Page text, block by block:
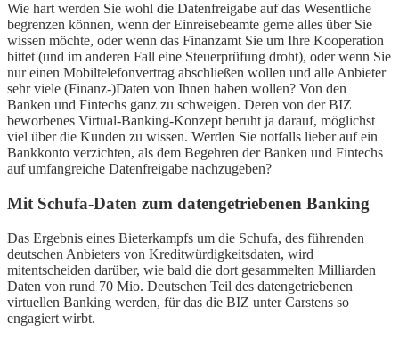
Wie hart werden Sie wohl die Datenfreigabe auf das Wesentliche
begrenzen können, wenn der Einreisebeamte gerne alles über Sie
wissen möchte, oder wenn das Finanzamt Sie um Ihre Kooperation
bittet (und im anderen Fall eine Steuerprüfung droht), oder wenn Sie
nur einen Mobiltelefonvertrag abschließen wollen und alle Anbieter
sehr viele (Finanz-)Daten von Ihnen haben wollen? Von den
Banken und Fintechs ganz zu schweigen. Deren von der BIZ
beworbenes Virtual-Banking-Konzept beruht ja darauf, möglichst
viel über die Kunden zu wissen. Werden Sie notfalls lieber auf ein
Bankkonto verzichten, als dem Begehren der Banken und Fintechs
auf umfangreiche Datenfreigabe nachzugeben?
Mit Schufa-Daten zum datengetriebenen Banking
Das Ergebnis eines Bieterkampfs um die Schufa, des führenden
deutschen Anbieters von Kreditwürdigkeitsdaten, wird
mitentscheiden darüber, wie bald die dort gesammelten Milliarden
Daten von rund 70 Mio. Deutschen Teil des datengetriebenen
virtuellen Banking werden, für das die BIZ unter Carstens so
engagiert wirbt.